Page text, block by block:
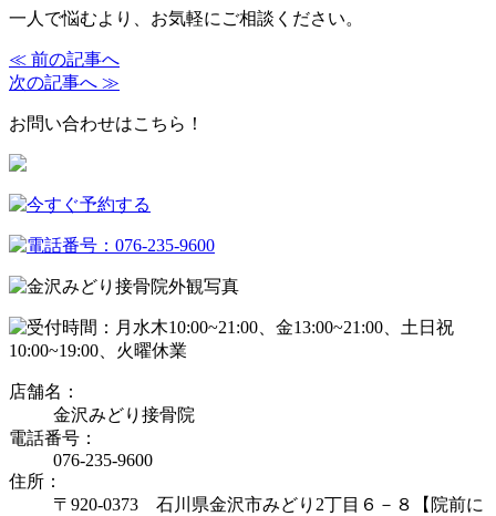
一人で悩むより、お気軽にご相談ください。
≪ 前の記事へ
次の記事へ ≫
お問い合わせはこちら！
店舗名：
金沢みどり接骨院
電話番号：
076-235-9600
住所：
〒920-0373 石川県金沢市みどり2丁目６－８【院前に